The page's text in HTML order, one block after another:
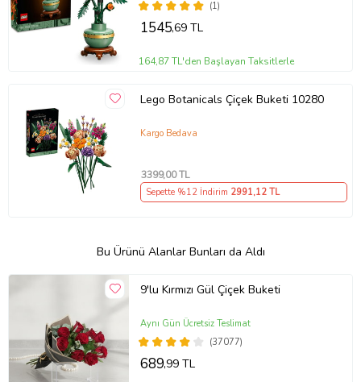
(1)
1545,69 TL
164,87 TL'den Başlayan Taksitlerle
Lego Botanicals Çiçek Buketi 10280
Kargo Bedava
3399,00 TL
Sepette %12 İndirim 2991,12 TL
Bu Ürünü Alanlar Bunları da Aldı
9'lu Kırmızı Gül Çiçek Buketi
(37077)
Aynı Gün Ücretsiz Teslimat
689,99 TL